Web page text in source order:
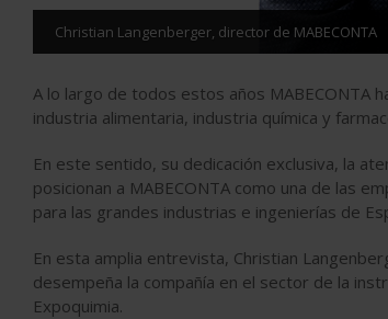
Christian Langenberger, director de MABECONTA
A lo largo de todos estos años MABECONTA
industria alimentaria, industria química y
En este sentido, su dedicación exclusiva, la
posicionan a MABECONTA como una de las
para las grandes industrias e ingenierías de
En esta amplia entrevista, Christian
desempeña la compañía en el sector de la
Expoquimia.